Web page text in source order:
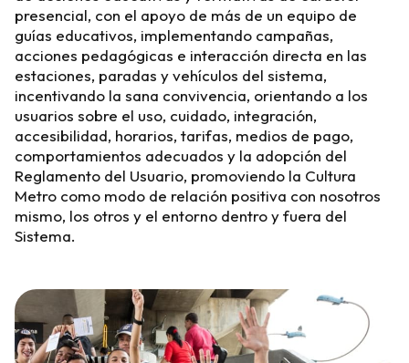
presencial, con el apoyo de más de un equipo de
guías educativos, implementando campañas,
acciones pedagógicas e interacción directa en las
estaciones, paradas y vehículos del sistema,
incentivando la sana convivencia, orientando a los
usuarios sobre el uso, cuidado, integración,
accesibilidad, horarios, tarifas, medios de pago,
comportamientos adecuados y la adopción del
Reglamento del Usuario, promoviendo la Cultura
Metro como modo de relación positiva con nosotros
mismo, los otros y el entorno dentro y fuera del
Sistema.